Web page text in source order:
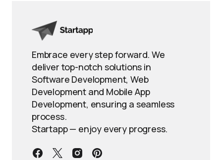
Embrace every step forward. We
deliver top-notch solutions in
Software Development, Web
Development and Mobile App
Development, ensuring a seamless
process.
Startapp — enjoy every progress.